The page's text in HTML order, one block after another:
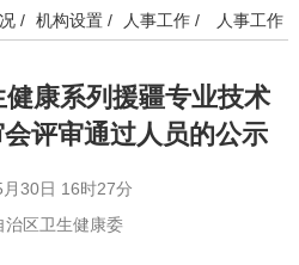
/ 机构设置/ 人事工作/ 人事工作
康系列援疆专业技术
评审通过人员的公示
30日 16时27分
治区卫生健康委